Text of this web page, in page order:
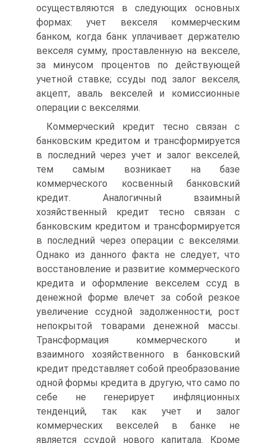
осуществляются в следующих основных
формах: учет векселя коммерческим
банком, когда банк уплачивает держателю
векселя сумму, проставленную на векселе,
за минусом процентов по действующей
учетной ставке; ссуды под залог векселя,
акцепт, аваль векселей и комиссионные
операции с векселями.
Коммерческий кредит тесно связан с
банковским кредитом и трансформируется
в последний через учет и залог векселей,
тем самым возникает на базе
коммерческого косвенный банковский
кредит. Аналогичный взаимный
хозяйственный кредит тесно связан с
банковским кредитом и трансформируется
в последний через операции с векселями.
Однако из данного факта не следует, что
восстановление и развитие коммерческого
кредита и оформление векселем ссуд в
денежной форме влечет за собой резкое
увеличение ссудной задолженности, рост
непокрытой товарами денежной массы.
Трансформация коммерческого и
взаимного хозяйственного в банковский
кредит представляет собой преобразование
одной формы кредита в другую, что само по
себе не генерирует инфляционных
тенденций, так как учет и залог
коммерческих векселей в банке не
является ссудой нового капитала. Кроме